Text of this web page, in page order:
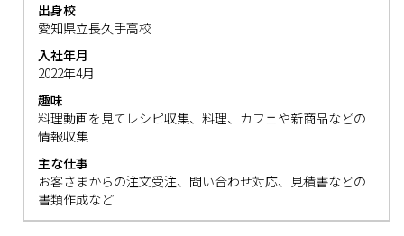
出身校
愛知県立長久手高校
入社年月
2022年4月
趣味
料理動画を見てレシピ収集、料理、カフェや新商品などの
情報収集
主な仕事
お客さまからの注文受注、問い合わせ対応、見積書などの
書類作成など